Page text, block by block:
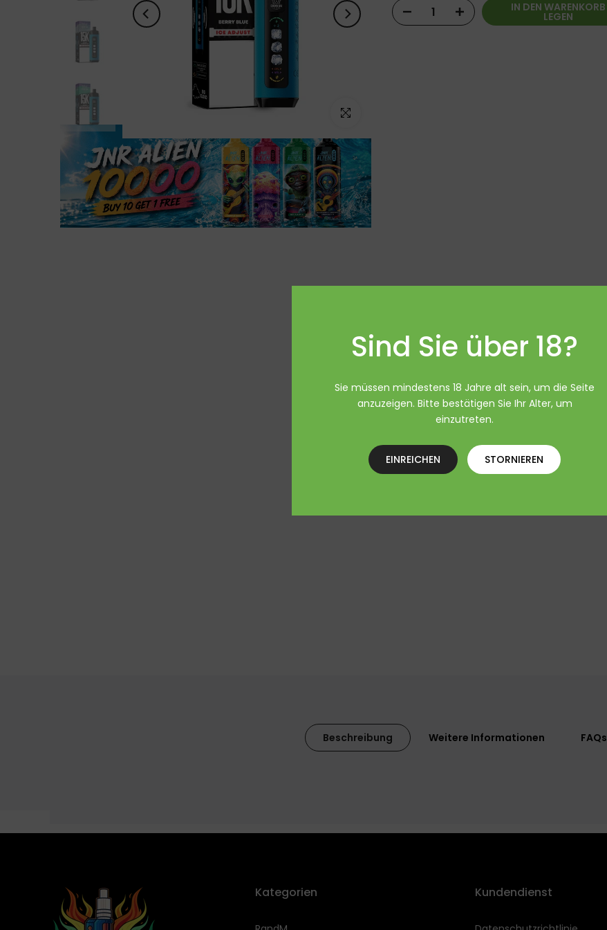
Sind Sie über 18?
Sie müssen mindestens 18 Jahre alt sein, um die Seite
anzuzeigen. Bitte bestätigen Sie Ihr Alter, um
einzutreten.
EINREICHEN STORNIEREN
Zum Vergrößern klicken
IN DEN WARENKORB
LEGEN
Beschreibung Weitere Informationen FAQs
Kategorien Kundendienst